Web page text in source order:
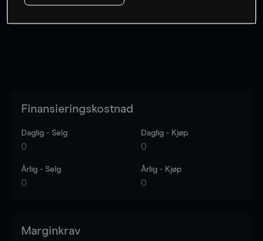
Kursene er veiledende.Log in
Finansieringskostnad
Daglig - Selg
0
Daglig - Kjøp
0
Årlig - Selg
0
Årlig - Kjøp
0
Marginkrav